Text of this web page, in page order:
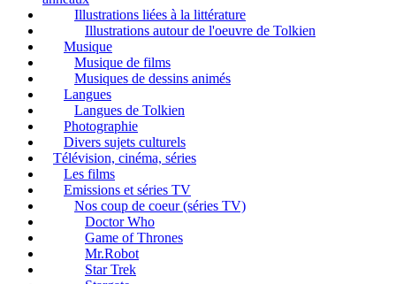
Illustrations liées à la littérature
Illustrations autour de l'oeuvre de Tolkien
Musique
Musique de films
Musiques de dessins animés
Langues
Langues de Tolkien
Photographie
Divers sujets culturels
Télévision, cinéma, séries
Les films
Emissions et séries TV
Nos coup de coeur (séries TV)
Doctor Who
Game of Thrones
Mr.Robot
Star Trek